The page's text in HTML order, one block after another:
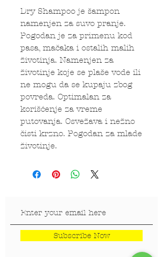
Dry Shampoo je šampon
namenjen za suvo pranje.
Pogodan je za primenu kod
pasa, mačaka i ostalih malih
životinja. Namenjen za
životinje koje se plaše vode ili
ne mogu da se kupaju zbog
povreda. Optimalan za
korišćenje za vreme
putovanja. Osvežava i nežno
čisti krzno. Pogodan za mlade
životinje.
Subscribe Now